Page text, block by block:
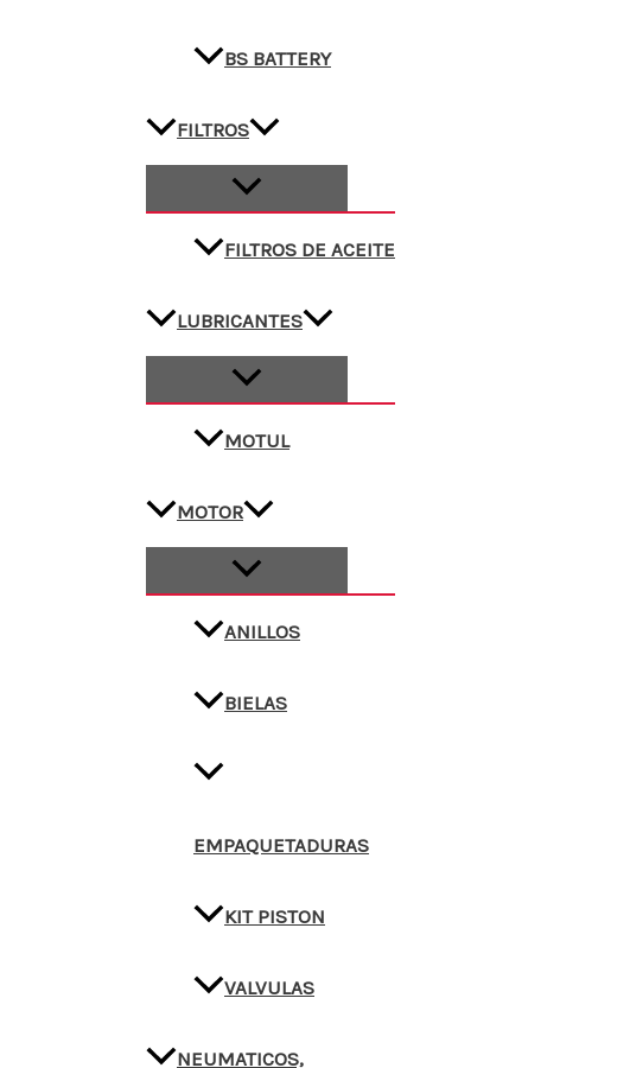
BS BATTERY
FILTROS
FILTROS DE ACEITE
LUBRICANTES
MOTUL
MOTOR
ANILLOS
BIELAS
EMPAQUETADURAS
KIT PISTON
VALVULAS
NEUMATICOS,